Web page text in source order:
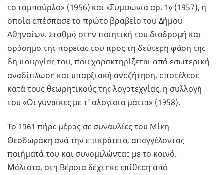
το ταμπούρλο» (1956) και «Συμφωνία αρ. 1» (1957), η
οποία απέσπασε το πρώτο βραβείο του Δήμου
Αθηναίων. Σταθμό στην ποιητική του διαδρομή και
ορόσημο της πορείας του προς τη δεύτερη φάση της
δημιουργίας του, που χαρακτηρίζεται από εσωτερική
αναδίπλωση και υπαρξιακή αναζήτηση, αποτέλεσε,
κατά τους θεωρητικούς της λογοτεχνίας, η συλλογή
του «Οι γυναίκες με τ’ αλογίσια μάτια» (1958).
Το 1961 πήρε μέρος σε συναυλίες του Μίκη
Θεοδωράκη ανά την επικράτεια, απαγγέλοντας
ποιήματά του και συνομιλώντας με το κοινό.
Μάλιστα, στη Βέροια δέχτηκε επίθεση από